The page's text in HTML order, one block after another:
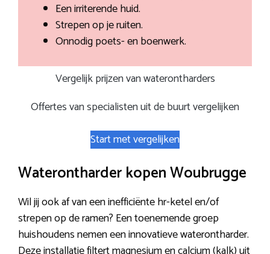
Een irriterende huid.
Strepen op je ruiten.
Onnodig poets- en boenwerk.
Vergelijk prijzen van waterontharders
Offertes van specialisten uit de buurt vergelijken
Start met vergelijken
Waterontharder kopen Woubrugge
Wil jij ook af van een inefficiënte hr-ketel en/of
strepen op de ramen? Een toenemende groep
huishoudens nemen een innovatieve waterontharder.